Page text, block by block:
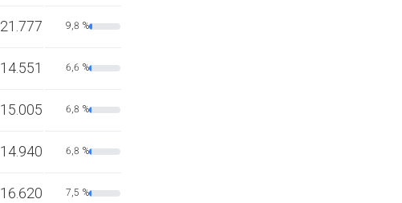
21.777 9,8 %
14.551 6,6 %
15.005 6,8 %
14.940 6,8 %
16.620 7,5 %